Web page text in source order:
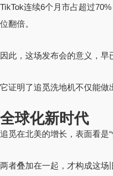
TikTok连续6个月市占超过
位翻倍。
因此，这场发布会的意义，早
它证明了追觅洗地机不仅能
全球化新时代
追觅在北美的增长，表面看是
两者叠加在一起，才构成这